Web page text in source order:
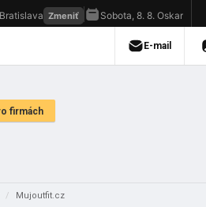
/ Mujoutfit.cz